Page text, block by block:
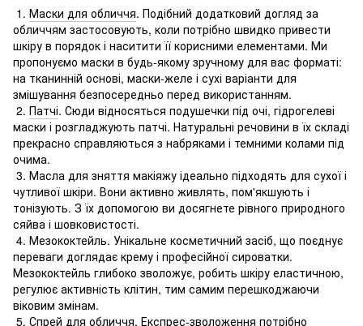
1. Маски для обличчя. Подібний додатковий догляд за
обличчям застосовують, коли потрібно швидко привести
шкіру в порядок і наситити її корисними елементами. Ми
пропонуємо маски в будь-якому зручному для вас форматі:
на тканинній основі, маски-желе і сухі варіанти для
змішування безпосередньо перед використанням.
2. Патчі. Сюди відносяться подушечки під очі, гідрогелеві
маски і розгладжують патчі. Натуральні речовини в їх складі
прекрасно справляються з набряками і темними колами під
очима.
3. Масла для зняття макіяжу ідеально підходять для сухої і
чутливої ​​шкіри. Вони активно живлять, пом'якшують і
тонізують. З їх допомогою ви досягнете рівного природного
сяйва і шовковистості.
4. Мезококтейль. Унікальне косметичний засіб, що поєднує
переваги доглядає крему і професійної сироватки.
Мезококтейль глибоко зволожує, робить шкіру еластичною,
регулює активність клітин, тим самим перешкоджаючи
віковим змінам.
5. Спрей для обличчя. Експрес-зволоження потрібно